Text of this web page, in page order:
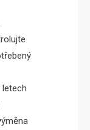
letech